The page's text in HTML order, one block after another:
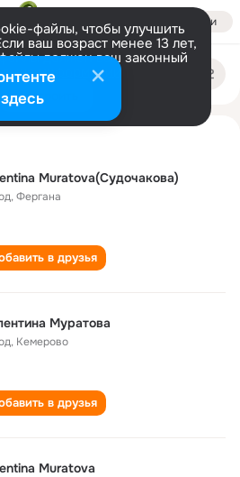
Войти
файлы, чтобы улучшить
ваш возраст менее 13 лет,
должен ваш законный
информации
Настроить
Muratova(Судочакова)
,Фергана
в друзья
Муратова
, Кемерово
в друзья
Muratova